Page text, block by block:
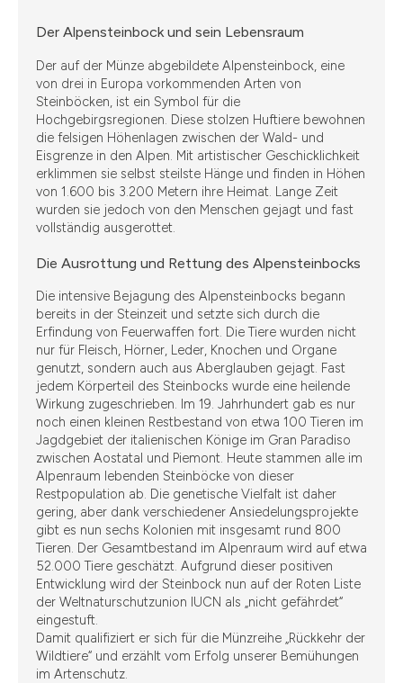
Der Alpensteinbock und sein Lebensraum
Der auf der Münze abgebildete Alpensteinbock, eine
von drei in Europa vorkommenden Arten von
Steinböcken, ist ein Symbol für die
Hochgebirgsregionen. Diese stolzen Huftiere bewohnen
die felsigen Höhenlagen zwischen der Wald- und
Eisgrenze in den Alpen. Mit artistischer Geschicklichkeit
erklimmen sie selbst steilste Hänge und finden in Höhen
von 1.600 bis 3.200 Metern ihre Heimat. Lange Zeit
wurden sie jedoch von den Menschen gejagt und fast
vollständig ausgerottet.
Die Ausrottung und Rettung des Alpensteinbocks
Die intensive Bejagung des Alpensteinbocks begann
bereits in der Steinzeit und setzte sich durch die
Erfindung von Feuerwaffen fort. Die Tiere wurden nicht
nur für Fleisch, Hörner, Leder, Knochen und Organe
genutzt, sondern auch aus Aberglauben gejagt. Fast
jedem Körperteil des Steinbocks wurde eine heilende
Wirkung zugeschrieben. Im 19. Jahrhundert gab es nur
noch einen kleinen Restbestand von etwa 100 Tieren im
Jagdgebiet der italienischen Könige im Gran Paradiso
zwischen Aostatal und Piemont. Heute stammen alle im
Alpenraum lebenden Steinböcke von dieser
Restpopulation ab. Die genetische Vielfalt ist daher
gering, aber dank verschiedener Ansiedelungsprojekte
gibt es nun sechs Kolonien mit insgesamt rund 800
Tieren. Der Gesamtbestand im Alpenraum wird auf etwa
52.000 Tiere geschätzt. Aufgrund dieser positiven
Entwicklung wird der Steinbock nun auf der Roten Liste
der Weltnaturschutzunion IUCN als „nicht gefährdet“
eingestuft.
Damit qualifiziert er sich für die Münzreihe „Rückkehr der
Wildtiere“ und erzählt vom Erfolg unserer Bemühungen
im Artenschutz.